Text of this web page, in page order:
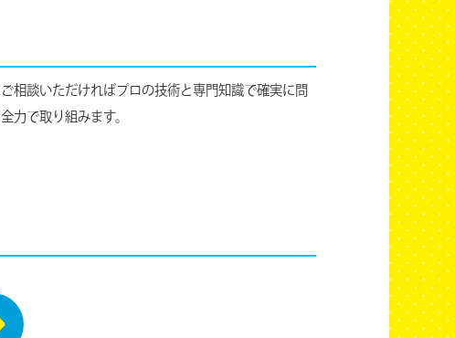
相談いただければプロの技術と専門知識で確実に問
力で取り組みます。